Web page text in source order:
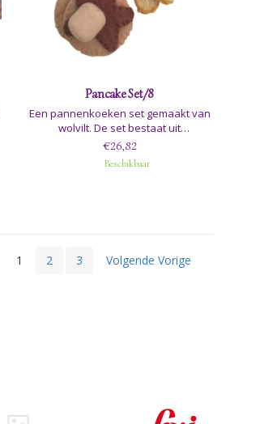
Pancake Set/8
Een pannenkoeken set gemaakt van
wolvilt. De set bestaat uit
pannenkoeken en heerlijk beleg en
wordt geleverd in een leuk doosje.
€26,82
Beschikbaar
1 2 3 Volgende Vorige